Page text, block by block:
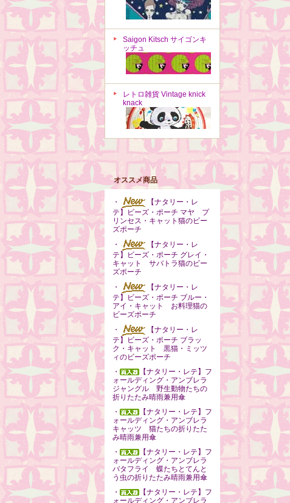
Saigon Kitsch サイゴンキ
ッチュ
レトロ雑貨 Vintage knick
knack
オススメ商品
・
【ナタリー・レ
テ】ビーズ・ポーチ マヤ プ
リンセス・キャット猫のビー
ズポーチ
・
【ナタリー・レ
テ】ビーズ・ポーチ グレイ・
キャット サバトラ猫のビー
ズポーチ
・
【ナタリー・レ
テ】ビーズ・ポーチ ブルー・
アイ・キャット お料理猫の
ビーズポーチ
・
【ナタリー・レ
テ】ビーズ・ポーチ ブラッ
ク・キャット 黒猫・ミッツ
ィのビーズポーチ
・
【ナタリー・レテ】フ
ォールディング・アンブレラ
ジャングル 野生動物たちの
折りたたみ晴雨兼用傘
・
【ナタリー・レテ】フ
ォールディング・アンブレラ
キャッツ 猫たちの折りたた
み晴雨兼用傘
・
【ナタリー・レテ】フ
ォールディング・アンブレラ
バタフライ 蝶たちとてんと
う虫の折りたたみ晴雨兼用傘
・
【ナタリー・レテ】フ
ォールディング・アンブレラ